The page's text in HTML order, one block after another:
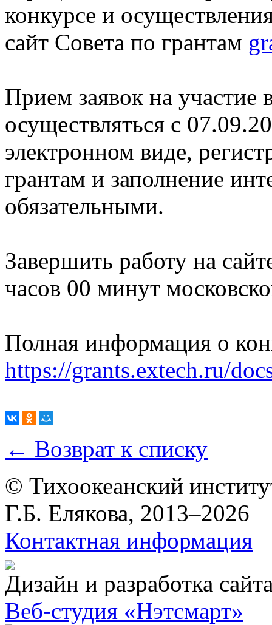
конкурсе и
сайт Совета по грантам
Прием заявок на участие
осуществляться с
электронном виде,
грантам и заполнение
обязательными.
Завершить работу на
часов 00 минут
Полная информация о
https://grants.extech.ru/
← Возврат к списку
© Тихоокеанский
Г.Б. Елякова, 2013–2026
Контактная информация
Дизайн и разработка
Веб-студия «Нэтсмарт»